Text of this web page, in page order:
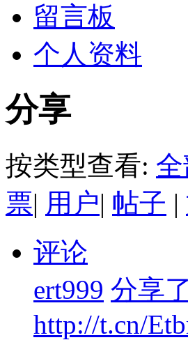
留言板
个人资料
分享
按类型查看:
票| 用户| 帖子 |
评论
ert999 分享
http://t.cn/